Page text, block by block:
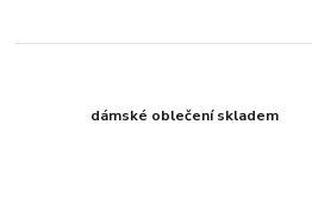
dámské oblečení skladem